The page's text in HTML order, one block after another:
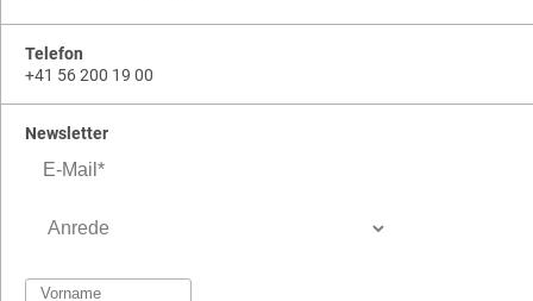
Telefon
+41 56 200 19 00
Newsletter